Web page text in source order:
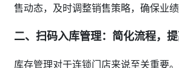
售动态，及时调整销售策略，确保业绩
二、扫码入库管理：简化流程，
库存管理对于连锁门店来说至关重要